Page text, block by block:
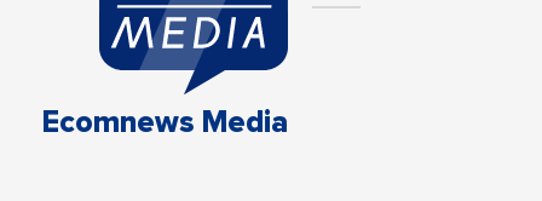
Ecomnews Media